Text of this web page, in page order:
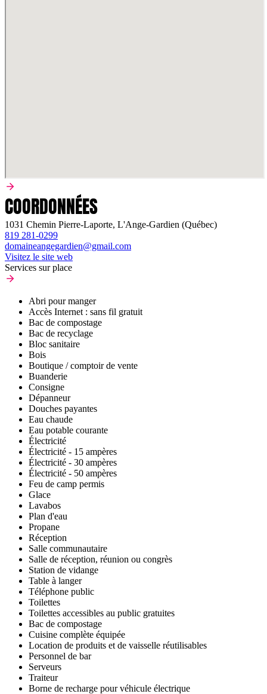
COORDONNÉES
1031 Chemin Pierre-Laporte, L'Ange-Gardien (Québec)
819 281-0299
domaineangegardien@gmail.com
Visitez le site web
Services sur place
Abri pour manger
Accès Internet : sans fil gratuit
Bac de compostage
Bac de recyclage
Bloc sanitaire
Bois
Boutique / comptoir de vente
Buanderie
Consigne
Dépanneur
Douches payantes
Eau chaude
Eau potable courante
Électricité
Électricité - 15 ampères
Électricité - 30 ampères
Électricité - 50 ampères
Feu de camp permis
Glace
Lavabos
Plan d'eau
Propane
Réception
Salle communautaire
Salle de réception, réunion ou congrès
Station de vidange
Table à langer
Téléphone public
Toilettes
Toilettes accessibles au public gratuites
Bac de compostage
Cuisine complète équipée
Location de produits et de vaisselle réutilisables
Personnel de bar
Serveurs
Traiteur
Borne de recharge pour véhicule électrique